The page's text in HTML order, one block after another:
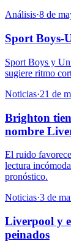
Análisis·8 de
Sport Boys-
Sport Boys y
sugiere ritmo
Noticias·21 de
Brighton
nombre
El ruido
lectura
pronóstico.
Noticias·3 de
Liverpool y
peinados